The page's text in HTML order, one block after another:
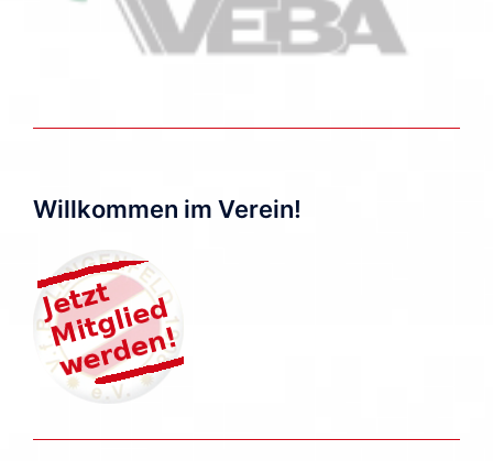
Willkommen im Verein!